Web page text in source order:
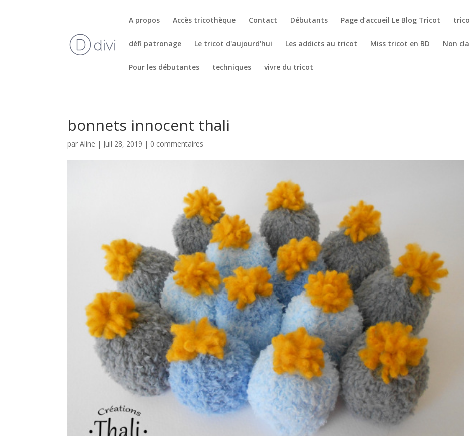
A propos Accès tricothèque Contact Débutants Page d’accueil Le Blog Tricot
défi patronage Le tricot d'aujourd'hui Les addicts au tricot Miss tricot en BD Non
Pour les débutantes techniques vivre du tricot
bonnets innocent thali
parAline | Juil 28, 2019 | 0 commentaires